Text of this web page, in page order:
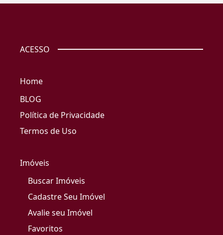
ACESSO
Home
BLOG
Política de Privacidade
Termos de Uso
Imóveis
Buscar Imóveis
Cadastre Seu Imóvel
Avalie seu Imóvel
Favoritos